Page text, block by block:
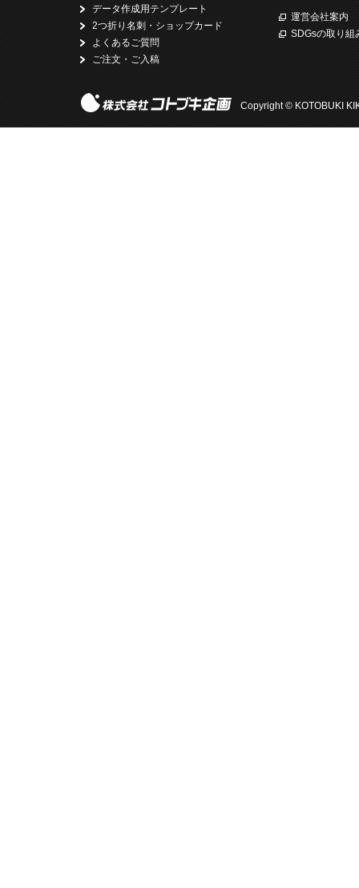
データ作成用テンプレート
2つ折り名刺・ショップカード
よくあるご質問
ご注文・ご入稿
運営会社案内
SDGsの取り組
Copyright © KOTOBUKI